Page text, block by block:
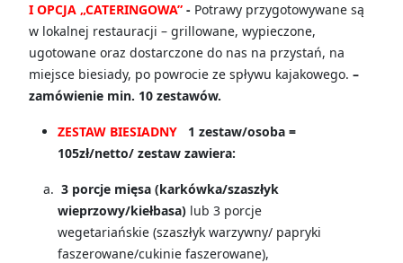
I OPCJA „CATERINGOWA” - Potrawy przygotowywane są
w lokalnej restauracji – grillowane, wypieczone,
ugotowane oraz dostarczone do nas na przystań, na
miejsce biesiady, po powrocie ze spływu kajakowego. –
zamówienie min. 10 zestawów.
ZESTAW BIESIADNY
1 zestaw/osoba =
105zł/netto/ zestaw zawiera:
3 porcje mięsa (karkówka/szaszłyk
wieprzowy/kiełbasa) lub 3 porcje
wegetariańskie (szaszłyk warzywny/ papryki
faszerowane/cukinie faszerowane),